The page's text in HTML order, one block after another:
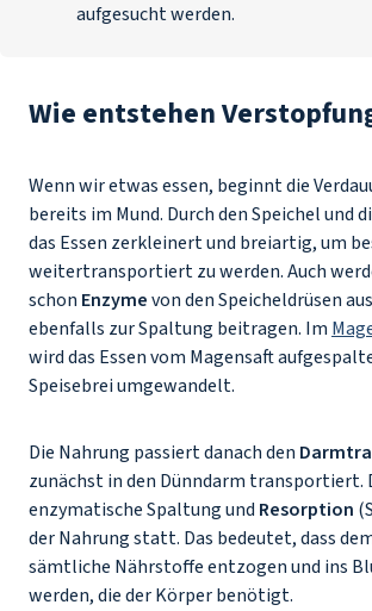
aufgesucht werden.
Wie entstehen
Wenn wir etwas essen, beginnt die
bereits im Mund. Durch den Speichel und
das Essen zerkleinert und breiartig, um
weitertransportiert zu werden. Auch
schon Enzymevon den Speicheldrüsen
ebenfalls zur Spaltung beitragen. Im
wird das Essen vom Magensaft
Speisebrei umgewandelt.
Die Nahrung passiert danach den
zunächst in den Dünndarm transportiert.
enzymatische Spaltung und Resorption
der Nahrung statt. Das bedeutet, dass
sämtliche Nährstoffe entzogen und ins
werden, die der Körper benötigt.